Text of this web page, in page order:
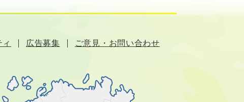
広告募集 ご意見・お問い合わせ